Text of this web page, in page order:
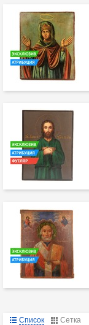
Список Сетка